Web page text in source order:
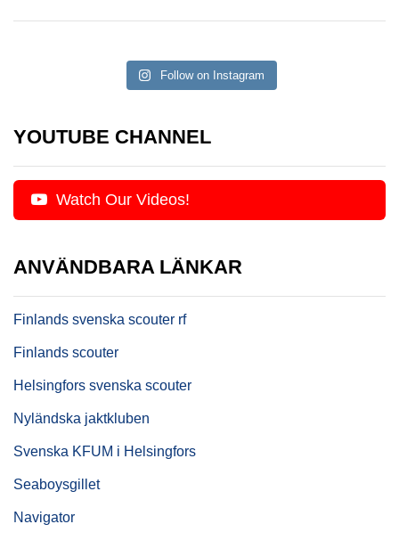
Follow on Instagram
YOUTUBE CHANNEL
Watch Our Videos!
ANVÄNDBARA LÄNKAR
Finlands svenska scouter rf
Finlands scouter
Helsingfors svenska scouter
Nyländska jaktkluben
Svenska KFUM i Helsingfors
Seaboysgillet
Navigator